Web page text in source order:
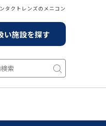
タクトレンズのメニコン
い施設を探す